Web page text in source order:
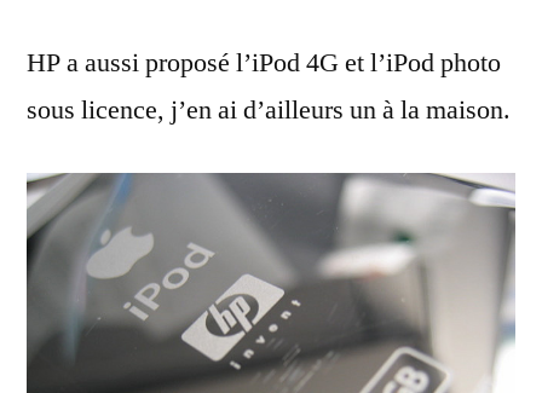
HP a aussi proposé l’iPod 4G et l’iPod photo
sous licence, j’en ai d’ailleurs un à la maison.